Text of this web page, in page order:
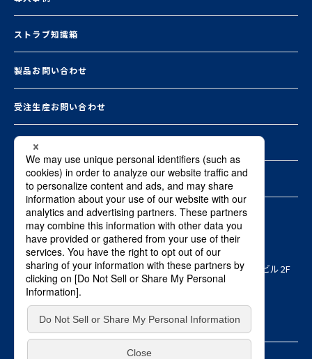
本社
〒103-0015 東京都中央区日本橋箱崎町8-1ヤマタネ箱崎ビル2F
Copyright © SHO-BOND MATERIAL Co., Ltd. ALL RIGHTS RESERVED.
ストラブ知識箱
製品お問い合わせ
受注生産お問い合わせ
お知らせ一覧
資料ダウンロード